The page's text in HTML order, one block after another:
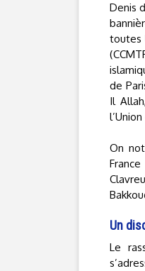
Denis
toutes
de
Il
On
Un
Le